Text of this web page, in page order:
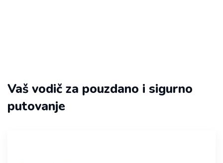
Vaš vodič za pouzdano i sigurno
putovanje